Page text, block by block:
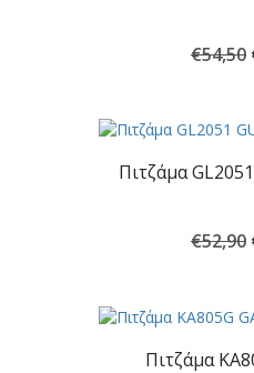
€54,50
Πιτζάμα
€52,90
Πιτζάμα